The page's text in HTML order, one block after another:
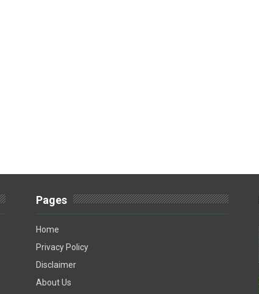
Pages
Home
Privacy Policy
Disclaimer
About Us